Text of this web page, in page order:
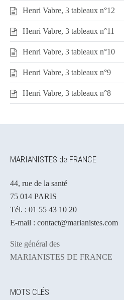
Henri Vabre, 3 tableaux n°12
Henri Vabre, 3 tableaux n°11
Henri Vabre, 3 tableaux n°10
Henri Vabre, 3 tableaux n°9
Henri Vabre, 3 tableaux n°8
MARIANISTES de FRANCE
44, rue de la santé
75 014 PARIS
Tél. : 01 55 43 10 20
E-mail : contact@marianistes.com
Site général des
MARIANISTES DE FRANCE
MOTS CLÉS